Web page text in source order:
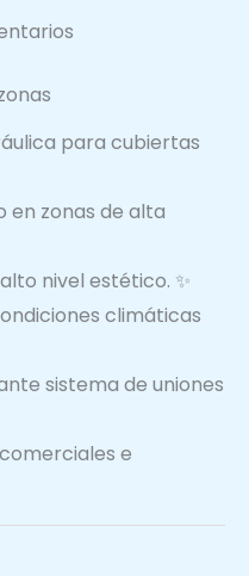
para cubiertas
en zonas de alta
nivel estético. ✨
climáticas
sistema de uniones
e